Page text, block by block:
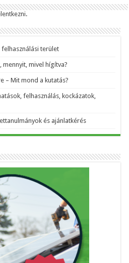
.
terület
mivel hígítva?
– Mit mond a kutatás?
felhasználás, kockázatok,
és ajánlatkérés